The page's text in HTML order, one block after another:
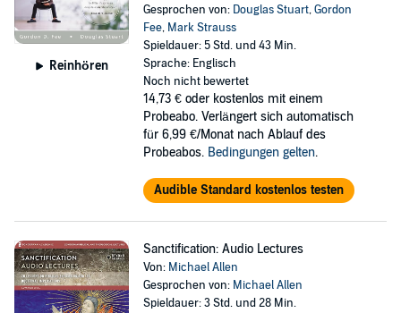
Reinhören
Gesprochen von: Douglas Stuart,Gordon
Fee, Mark Strauss
Spieldauer: 5 Std. und 43 Min.
Sprache: Englisch
Noch nicht bewertet
14,73 € oder kostenlos mit einem
Probeabo. Verlängert sich automatisch
für 6,99 €/Monat nach Ablauf des
Probeabos. Bedingungen gelten.
Audible Standard kostenlos testen
Sanctification: Audio Lectures
Von: Michael Allen
Gesprochen von: Michael Allen
Spieldauer: 3 Std. und 28 Min.